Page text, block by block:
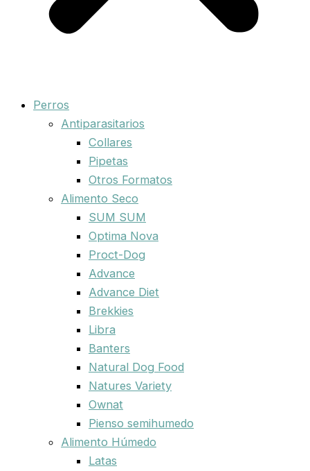
Perros
Antiparasitarios
Collares
Pipetas
Otros Formatos
Alimento Seco
SUM SUM
Optima Nova
Proct-Dog
Advance
Advance Diet
Brekkies
Libra
Banters
Natural Dog Food
Natures Variety
Ownat
Pienso semihumedo
Alimento Húmedo
Latas